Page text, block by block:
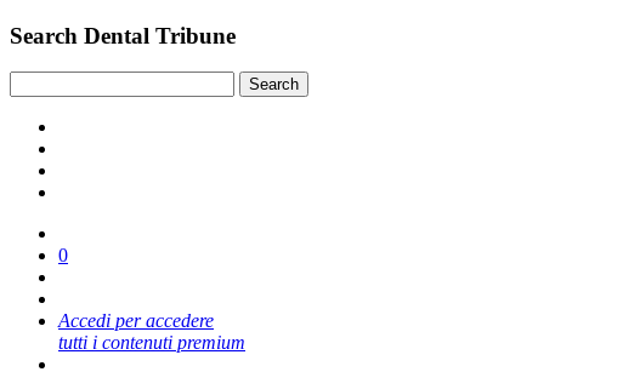
Search Dental Tribune
0
Accedi per accedere
tutti i contenuti premium